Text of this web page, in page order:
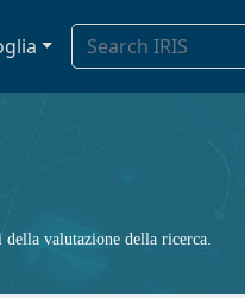
valutazione della ricerca.